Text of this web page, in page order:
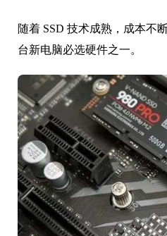
随着 SSD 技术成熟，成本不
台新电脑必选硬件之一。